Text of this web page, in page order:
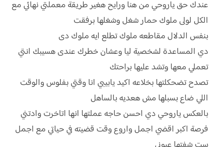
عندك حق ياروحي من هنا ورايح هغير طريقة معملتي نهائي مع
الكل لولى ملوك حمار شغل وشغلها برفقت
بنفس الدلال مقاطعه ملوك تطلع ايه ملوك دى
دي المساعدة لشخصية ليا وعشان خطرك عندى هسيبك انتي
تعملي معها وتشد عليها براحتك
تصدح تضحكلتها بخلاعه اكيد يابيبي انا وقتي بفلوس والوقت
اللي ضاع بسبلها مش هعديه بالساهل
بالعكس ياروحي دي احسن حاجه عملتها انها اتاخرت وادتني
فرصة اكبر اقضي اجمل واروع وقت قضيته في حياتي مع اجمل